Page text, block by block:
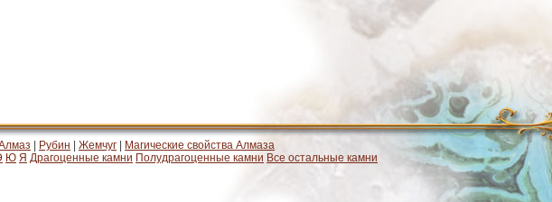
Рубин Жемчуг
Магические свойства Алмаза
Ю Я Драгоценные камни Полудрагоценные камни Все остальные камни